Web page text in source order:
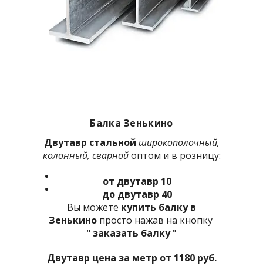
Балка Зенькино
Двутавр стальной широкополочный,
колонный, сварнойоптом и в розницу:
от двутавр 10
до двутавр 40
Вы можете купить балку в
Зенькино просто нажав на кнопку
" заказать балку"
Двутавр цена за метр от 1180 руб.